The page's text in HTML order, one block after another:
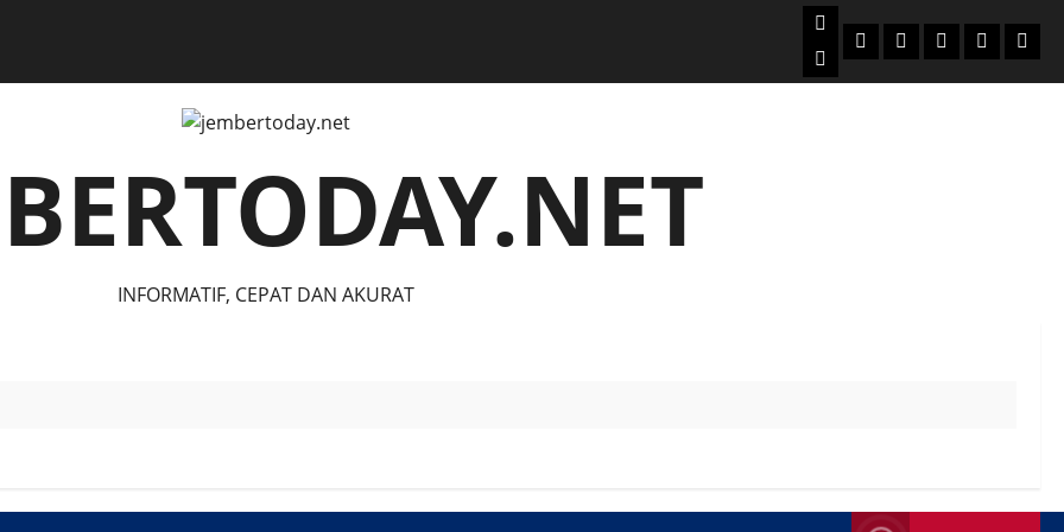
Beranda
News
PolitikOtomotifEkonomiSosial
INFORMATIF, CEPAT DAN AKURAT